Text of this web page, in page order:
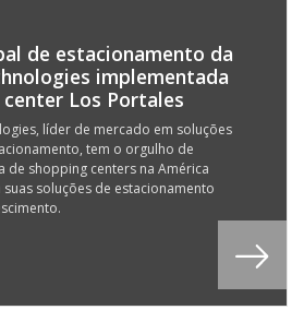
de estacionamento da
implementada
Los Portales
líder de mercado em soluções
tem o orgulho de
de shopping centers na América
suas soluções de estacionamento